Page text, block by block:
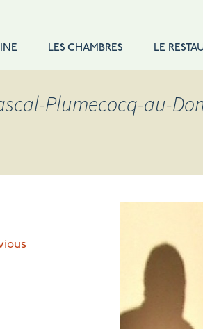
LES CHAMBRES
DOUBLE CONFORT
SUITE
LE
Plumecocq-au-